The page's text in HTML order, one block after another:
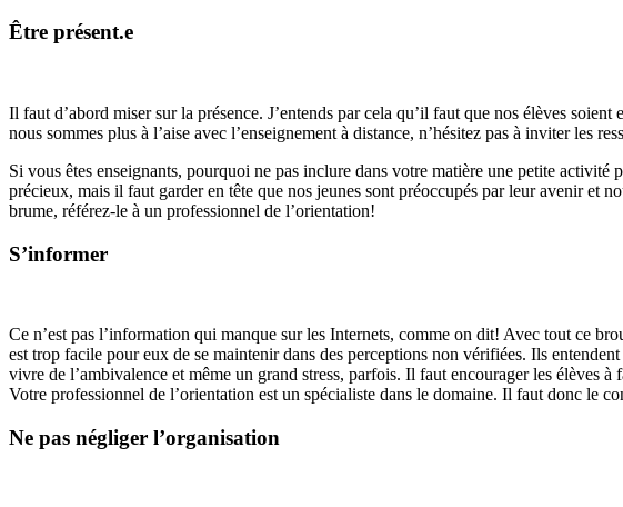
Être présent.e
Il faut d’abord miser sur la présence. J’entends par cela qu’il faut que nos élèves
nous sommes plus à l’aise avec l’enseignement à distance, n’hésitez pas à inviter les
Si vous êtes enseignants, pourquoi ne pas inclure dans votre matière une petite
précieux, mais il faut garder en tête que nos jeunes sont préoccupés par leur avenir et
brume, référez-le à un professionnel de l’orientation!
S’informer
Ce n’est pas l’information qui manque sur les Internets, comme on dit! Avec tout ce
est trop facile pour eux de se maintenir dans des perceptions non vérifiées. Ils
vivre de l’ambivalence et même un grand stress, parfois. Il faut encourager les élèves
Votre professionnel de l’orientation est un spécialiste dans le domaine. Il faut donc le
Ne pas négliger l’organisation